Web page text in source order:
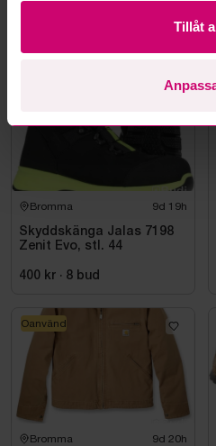
Tillåt
Mer från samma kategori
Bromma 9d 19h
Skyddskänga Jalas 7198
Zenit Evo, stl. 44
400 kr · 8 bud
Bromma 9d 20h
Oanvänd